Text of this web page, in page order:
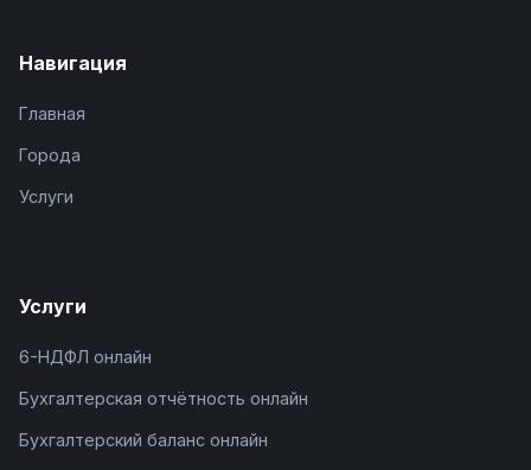
Навигация
Главная
Города
Услуги
Услуги
6-НДФЛ онлайн
Бухгалтерская отчётность онлайн
Бухгалтерский баланс онлайн